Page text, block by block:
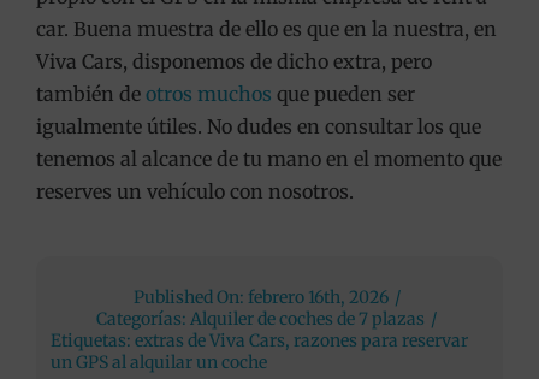
car. Buena muestra de ello es que en la nuestra, en
Viva Cars, disponemos de dicho extra, pero
también de otros muchos que pueden ser
igualmente útiles. No dudes en consultar los que
tenemos al alcance de tu mano en el momento que
reserves un vehículo con nosotros.
Published On: febrero 16th, 2026 /
Categorías: Alquiler de coches de 7 plazas /
Etiquetas: extras de Viva Cars, razones para reservar
un GPS al alquilar un coche